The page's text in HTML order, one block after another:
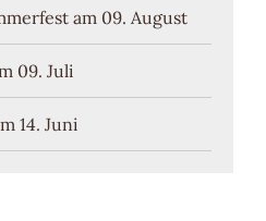
am 09. August
09. Juli
14. Juni